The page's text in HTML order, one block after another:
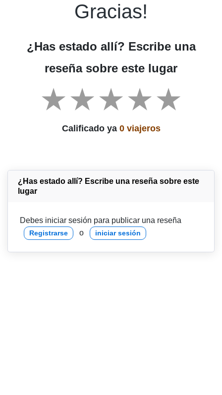
Gracias!
¿Has estado allí? Escribe una
reseña sobre este lugar
Calificado ya 0 viajeros
¿Has estado allí? Escribe una reseña sobre este
lugar
Debes iniciar sesión para publicar una reseña
Registrarse o iniciar sesión